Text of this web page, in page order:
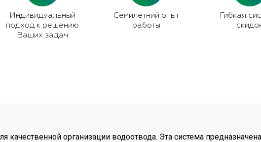
Индивидуальный
подход к решению
Ваших задач
Семилетний опыт
работы
Гибкая
качественной организации водоотвода. Эта система